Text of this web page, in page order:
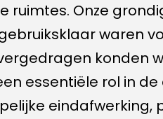
ruimtes. Onze
waren
konden
essentiële rol in